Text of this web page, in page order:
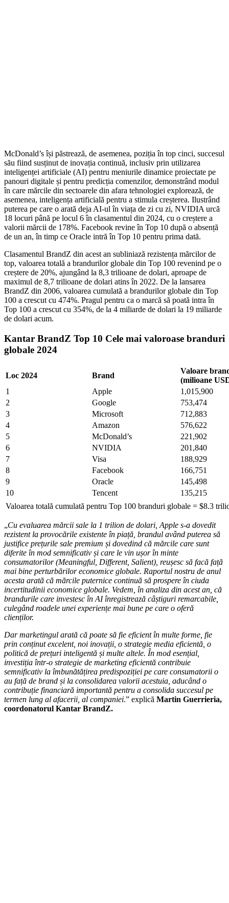
McDonald’s își păstrează, de asemenea, poziția în top cinci, succesul
său fiind susținut de inovația continuă, inclusiv prin utilizarea
inteligenței artificiale (AI) pentru meniurile dinamice proiectate pe
panouri digitale și pentru predicția comenzilor, demonstrând modul
în care mărcile din sectoarele din afara tehnologiei explorează, de
asemenea, inteligența artificială pentru a stimula creșterea. Ilustrând
puterea pe care o arată deja AI-ul în viața de zi cu zi, NVIDIA urcă
18 locuri până pe locul 6 în clasamentul din 2024, cu o creștere a
valorii mărcii de 178%. Facebook revine în Top 10 după o absență
de un an, în timp ce Oracle intră în Top 10 pentru prima dată.
Clasamentul BrandZ din acest an subliniază rezistența mărcilor de
top, valoarea totală a brandurilor globale din Top 100 revenind pe o
creștere de 20%, ajungând la 8,3 trilioane de dolari, aproape de
maximul de 8,7 trilioane de dolari atins în 2022. De la lansarea
BrandZ din 2006, valoarea cumulată a brandurilor globale din Top
100 a crescut cu 474%. Pragul pentru ca o marcă să poată intra în
Top 100 a crescut cu 354%, de la 4 miliarde de dolari la 19 miliarde
de dolari acum.
Kantar BrandZ Top 10 Cele mai valoroase branduri
globale 2024
Loc 2024 Brand
Valoare
(milioane
1
Apple
1,015,900
2
Google
753,474
3
Microsoft
712,883
4
Amazon
576,622
5
McDonald’s
221,902
6
NVIDIA
201,840
7
Visa
188,929
8
Facebook
166,751
9
Oracle
145,498
10
Tencent
135,215
Valoarea totală cumulată pentru Top 100 branduri globale = $8.3
„Cu evaluarea mărcii sale la 1 trilion de dolari, Apple s-a dovedit
rezistent la provocările existente în piață, brandul având puterea să
justifice prețurile sale premium și dovedind că mărcile care sunt
diferite în mod semnificativ și care le vin ușor în minte
consumatorilor (Meaningful, Different, Salient), reușesc să facă față
mai bine perturbărilor economice globale. Raportul nostru de anul
acesta arată că mărcile puternice continuă să prospere în ciuda
incertitudinii economice globale. Vedem, în analiza din acest an, că
brandurile care investesc în AI înregistrează câștiguri remarcabile,
culegând roadele unei experiențe mai bune pe care o oferă
clienților.
Dar marketingul arată că poate să fie eficient în multe forme, fie
prin conținut excelent, noi inovații, o strategie media eficientă, o
politică de prețuri inteligentă și multe altele. În mod esențial,
investiția într-o strategie de marketing eficientă contribuie
semnificativ la îmbunătățirea predispoziției pe care consumatorii o
au față de brand și la consolidarea valorii acestuia, aducând o
contribuție financiară importantă pentru a consolida succesul pe
termen lung al afacerii, al companiei.” explică Martin Guerrieria,
coordonatorul Kantar BrandZ.